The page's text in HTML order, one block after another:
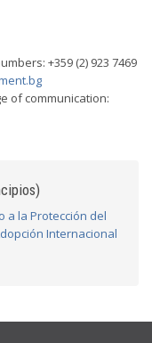
+359 (2) 923 7469
of communication:
a la Protección del
Internacional